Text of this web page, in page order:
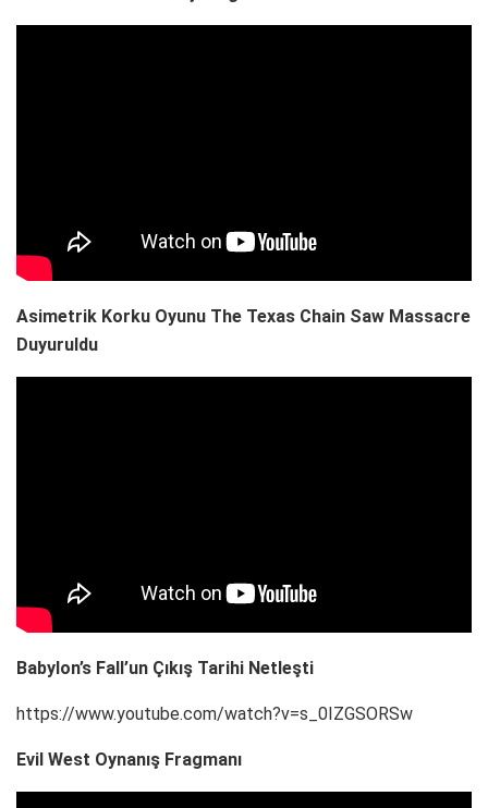
Asimetrik Korku Oyunu The Texas Chain Saw Massacre
Duyuruldu
Babylon’s Fall’un Çıkış Tarihi Netleşti
https://www.youtube.com/watch?v=s_0IZGSORSw
Evil West Oynanış Fragmanı